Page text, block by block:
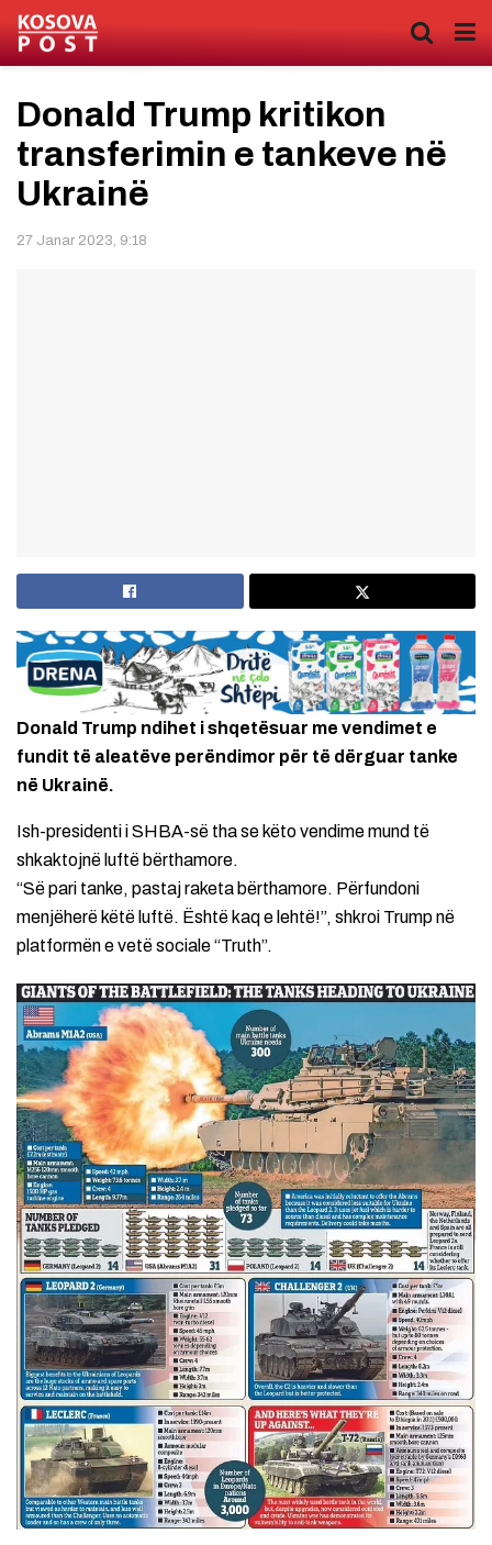
Donald Trump kritikon
transferimin e tankeve në
Ukrainë
27 Janar 2023, 9:18
Donald Trump ndihet i shqetësuar me vendimet e
fundit të aleatëve perëndimor për të dërguar tanke
në Ukrainë.
Ish-presidenti i SHBA-së tha se këto vendime mund të
shkaktojnë luftë bërthamore.
“Së pari tanke, pastaj raketa bërthamore. Përfundoni
menjëherë këtë luftë. Është kaq e lehtë!”, shkroi Trump në
platformën e vetë sociale “Truth”.